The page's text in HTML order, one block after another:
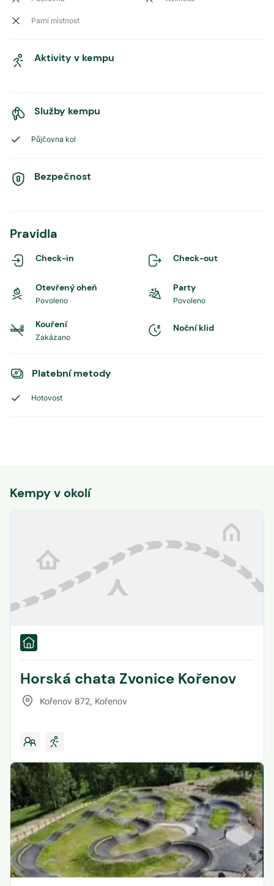
Parní místnost
Aktivity v kempu
Služby kempu
Půjčovna kol
Bezpečnost
Pravidla
Check-in Check-out
Otevřený oheň
Povoleno
Party
Povoleno
Kouření
Zakázano
Noční klid
Platební metody
Hotovost
Kempy v okolí
Horská chata Zvonice Kořenov
Kořenov 872, Kořenov